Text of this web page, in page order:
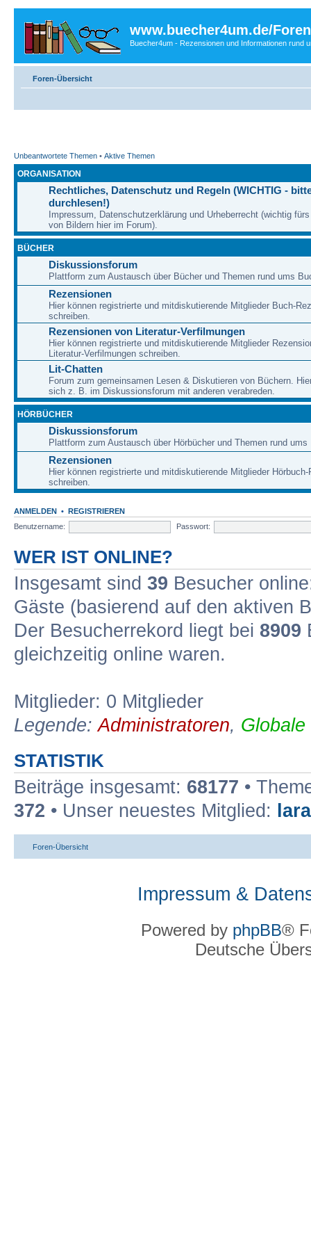
www.buecher4um.de/Foren
Buecher4um - Rezensionen und Informationen rund
Foren-Übersicht
Unbeantwortete Themen • Aktive Themen
ORGANISATION
Rechtliches, Datenschutz und Regeln (WICHTIG -
durchlesen!)
Impressum, Datenschutzerklärung und Urheberrecht (wichtig
von Bildern hier im Forum).
BÜCHER
Diskussionsforum
Plattform zum Austausch über Bücher und Themen rund ums
Rezensionen
Hier können registrierte und mitdiskutierende Mitglieder Buch-
schreiben.
Rezensionen von Literatur-Verfilmungen
Hier können registrierte und mitdiskutierende Mitglieder
Literatur-Verfilmungen schreiben.
Lit-Chatten
Forum zum gemeinsamen Lesen & Diskutieren von Büchern.
sich z. B. im Diskussionsforum mit anderen verabreden.
HÖRBÜCHER
Diskussionsforum
Plattform zum Austausch über Hörbücher und Themen rund ums
Rezensionen
Hier können registrierte und mitdiskutierende Mitglieder Hörbuch-
schreiben.
ANMELDEN • REGISTRIEREN
Benutzername:
Passwort:
WER IST ONLINE?
Insgesamt sind 39 Besucher
Gäste (basierend auf den aktiven
Der Besucherrekord liegt bei 8909
gleichzeitig online waren.
Mitglieder: 0 Mitglieder
Legende:Administratoren,
STATISTIK
Beiträge insgesamt: 68177 •
372 • Unser neuestes Mitglied:
Foren-Übersicht
Impressum &
Powered by phpBB®
Deutsche